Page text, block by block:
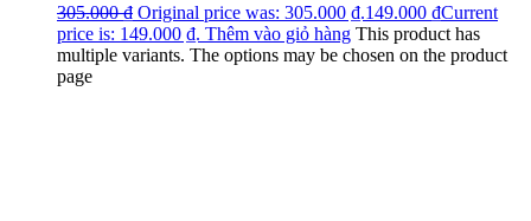
305.000₫ Original price was: 305.000 ₫.149.000 ₫Current
price is: 149.000 ₫. Thêm vào giỏ hàng This product has
multiple variants. The options may be chosen on the product
page